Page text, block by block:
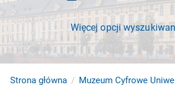
Więcej opcji
Strona główna Muzeum Cyfrowe